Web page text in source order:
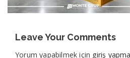
Leave Your Comments
Yorum yapabilmek için giriş